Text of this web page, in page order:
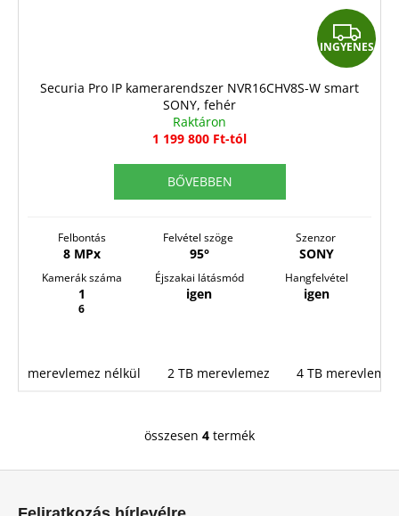
I
N
INGYENES
Securia Pro IP kamerarendszer NVR16CHV8S-W smart
SONY, fehér
Raktáron
1 199 800 Ft-tól
BŐVEBBEN
Felbontás
8 MPx
Felvétel szöge
95°
Szenzor
SONY
Kamerák száma
1
6
Éjszakai látásmód
igen
Hangfelvétel
igen
merevlemez nélkül 2 TB merevlemez 4 TB merevlemez
L
összesen 4 termék